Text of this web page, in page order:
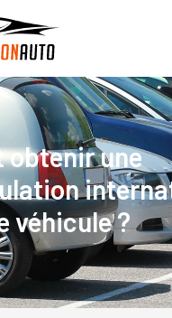
obtenir une
véhicule ?